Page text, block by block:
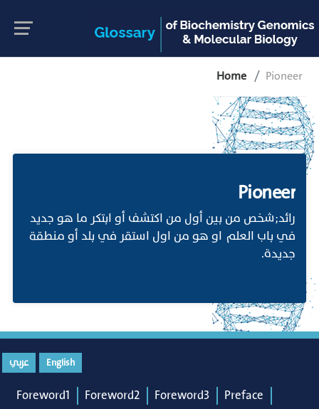
Home Pioneer
Pioneer
رائد;شخص من بين أول من اكتشف أو ابتكر ما هو جديد
في باب العلم او هو من اول استقر في بلد أو منطقة
جديدة.
English عربي
Foreword1 Foreword2 Foreword3
Preface